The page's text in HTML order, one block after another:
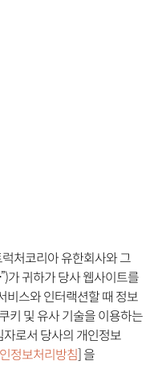
처코리아 유한회사와 그
”)가 귀하가 당사 웹사이트를
비스와 인터랙션할 때 정보
키 및 유사 기술을 이용하는
로서 당사의 개인정보
정보처리방침 ] 을